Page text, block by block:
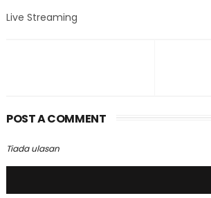
Live Streaming
POST A COMMENT
Tiada ulasan